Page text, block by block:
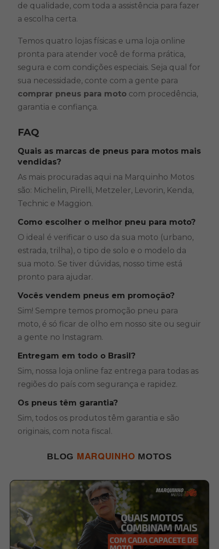
de qualidade, com toda a assistência para fazer
a escolha certa.
Temos quatro lojas físicas e uma loja online
pronta para atender você de forma prática,
segura e com condições especiais. Seja qual for
sua necessidade, conte com a gente para
comprar pneus para moto com procedência,
garantia e confiança.
FAQ
Quais as marcas de pneus para motos mais
vendidas?
As mais procuradas aqui na Marquinho Motos
são: Michelin, Pirelli, Metzeler, Levorin, Kenda,
Technic e Maggion.
Como escolher o melhor pneu para moto?
O ideal é verificar o uso da sua moto (urbano,
estrada, trilha), o tipo de solo e o modelo da
sua moto. Se tiver dúvidas, nosso time está
pronto para ajudar.
Vocês vendem pneus em promoção?
Sim! Sempre temos promoção pneu para
moto, é só ficar de olho em nosso site ou seguir
a gente no Instagram.
Entregam em todo o Brasil?
Sim, nossa loja online faz entrega para todas as
regiões do país com segurança e rapidez.
Os pneus têm garantia?
Sim, todos os produtos têm garantia e são
originais, com nota fiscal.
BLOG MARQUINHO MOTOS